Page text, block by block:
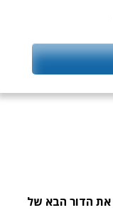
את הדור הבא של